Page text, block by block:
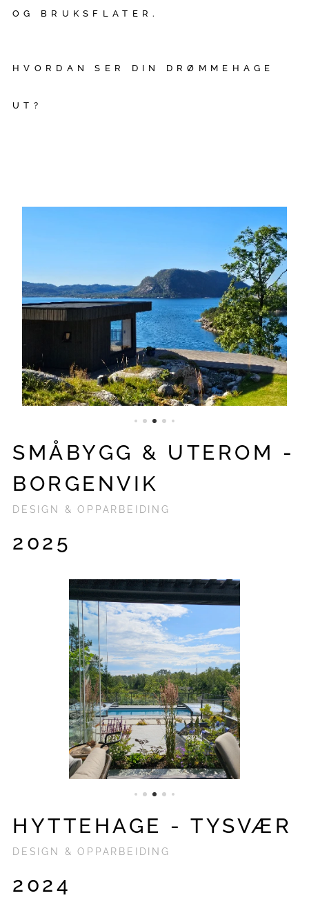
OG BRUKSFLATER.
HVORDAN SER DIN DRØMMEHAGE
UT?
SMÅBYGG & UTEROM -
BORGENVIK
DESIGN & OPPARBEIDING
2025
HYTTEHAGE - TYSVÆR
DESIGN & OPPARBEIDING
2024